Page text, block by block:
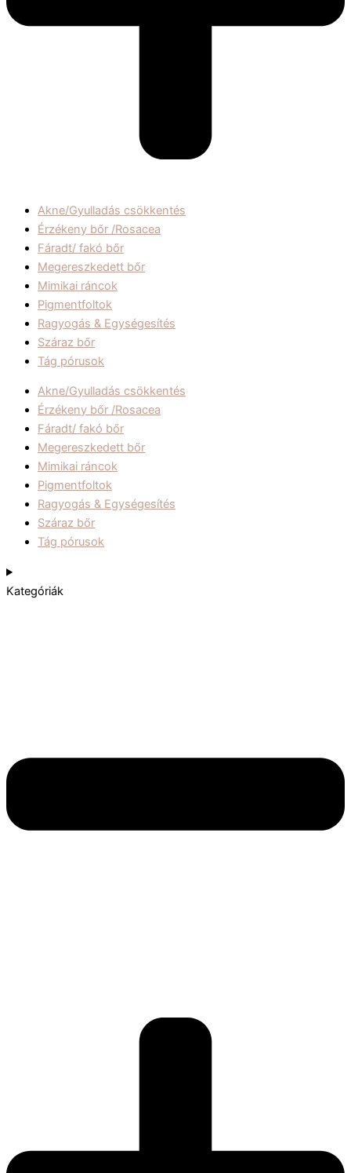
Akne/Gyulladás csökkentés
Érzékeny bőr /Rosacea
Fáradt/ fakó bőr
Megereszkedett bőr
Mimikai ráncok
Pigmentfoltok
Ragyogás & Egységesítés
Száraz bőr
Tág pórusok
Akne/Gyulladás csökkentés
Érzékeny bőr /Rosacea
Fáradt/ fakó bőr
Megereszkedett bőr
Mimikai ráncok
Pigmentfoltok
Ragyogás & Egységesítés
Száraz bőr
Tág pórusok
Kategóriák